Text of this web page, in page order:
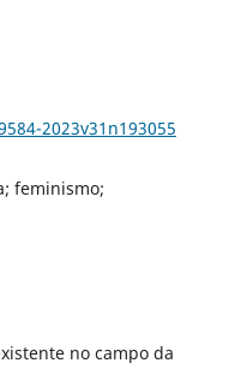
2023v31n193055
feminismo;
no campo da